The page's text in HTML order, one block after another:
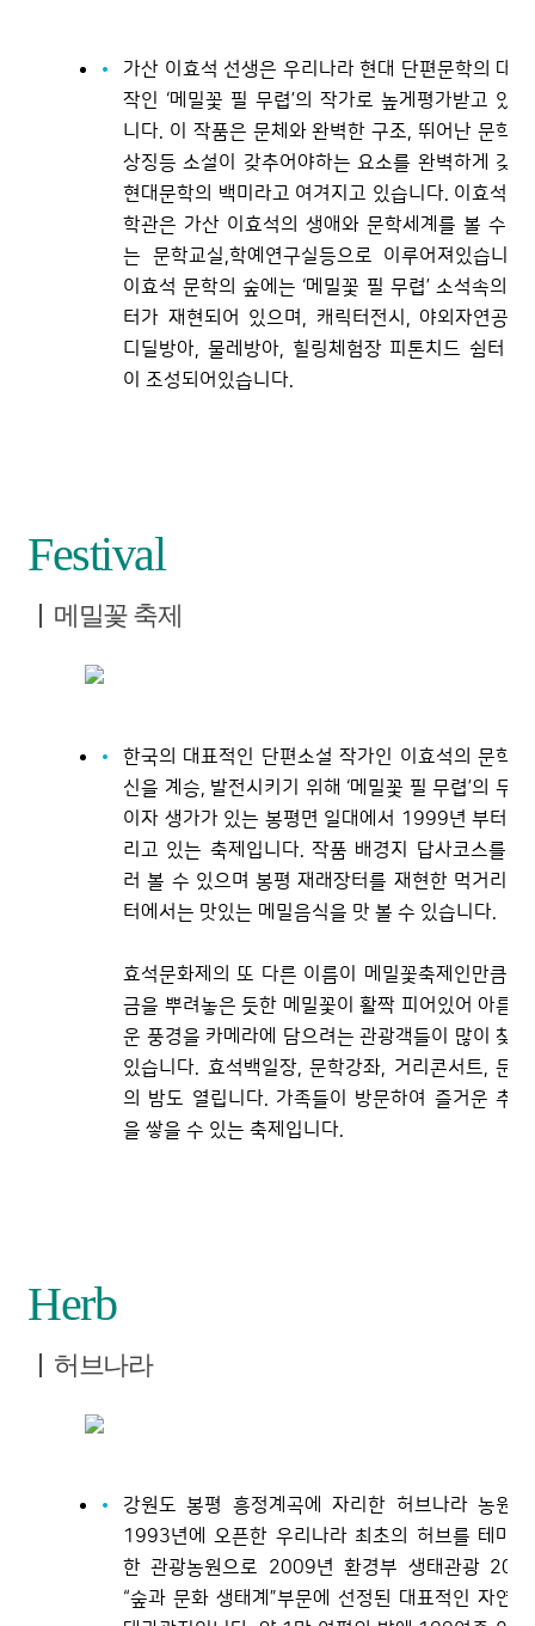
가산 이효석 선생은 우리나라 현대 단편문학의 대표
작인 ‘메밀꽃 필 무렵’의 작가로 높게평가받고 있습
니다. 이 작품은 문체와 완벽한 구조, 뛰어난 문학적
상징등 소설이 갖추어야하는 요소를 완벽하게 갖춘
현대문학의 백미라고 여겨지고 있습니다. 이효석 문
학관은 가산 이효석의 생애와 문학세계를 볼 수 있
는 문학교실,학예연구실등으로 이루어져있습니다.
이효석 문학의 숲에는 ‘메밀꽃 필 무렵’ 소석속의 장
터가 재현되어 있으며, 캐릭터전시, 야외자연공원,
디딜방아, 물레방아, 힐링체험장 피톤치드 쉼터 등
이 조성되어있습니다.
Festival
메밀꽃 축제
한국의 대표적인 단편소설 작가인 이효석의 문학정
신을 계승, 발전시키기 위해 ‘메밀꽃 필 무렵’의 무대
이자 생가가 있는 봉평면 일대에서 1999년 부터 열
리고 있는 축제입니다. 작품 배경지 답사코스를 둘
러 볼 수 있으며 봉평 재래장터를 재현한 먹거리 장
터에서는 맛있는 메밀음식을 맛 볼 수 있습니다.
효석문화제의 또 다른 이름이 메밀꽃축제인만큼 소
금을 뿌려놓은 듯한 메밀꽃이 활짝 피어있어 아름다
운 풍경을 카메라에 담으려는 관광객들이 많이 찾고
있습니다. 효석백일장, 문학강좌, 거리콘서트, 문학
의 밤도 열립니다. 가족들이 방문하여 즐거운 추억
을 쌓을 수 있는 축제입니다.
Herb
허브나라
강원도 봉평 흥정계곡에 자리한 허브나라 농원은
1993년에 오픈한 우리나라 최초의 허브를 테마로
한 관광농원으로 2009년 환경부 생태관광 20선
“숲과 문화 생태계”부문에 선정된 대표적인 자연생